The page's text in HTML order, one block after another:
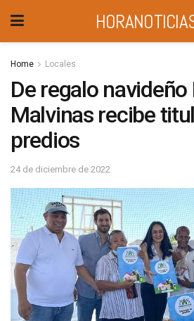
Home Locales
De regalo navideño
Malvinas recibe
predios
24 de diciembre de 2022